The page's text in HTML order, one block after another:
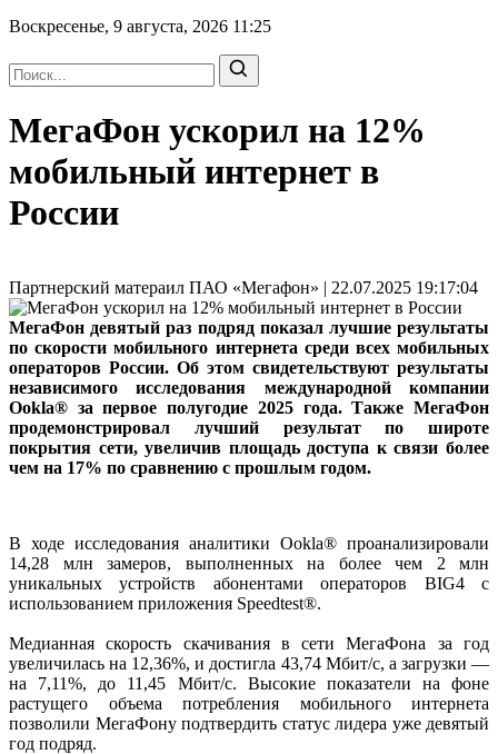
Воскресенье, 9 августа, 2026 11:25
МегаФон ускорил на 12%
мобильный интернет в
России
Партнерский матераил ПАО «Мегафон» | 22.07.2025 19:17:04
МегаФон девятый раз подряд показал лучшие результаты
по скорости мобильного интернета среди всех мобильных
операторов России. Об этом свидетельствуют результаты
независимого исследования международной компании
Ookla® за первое полугодие 2025 года. Также МегаФон
продемонстрировал лучший результат по широте
покрытия сети, увеличив площадь доступа к связи более
чем на 17% по сравнению с прошлым годом.
В ходе исследования аналитики Ookla® проанализировали
14,28 млн замеров, выполненных на более чем 2 млн
уникальных устройств абонентами операторов BIG4 с
использованием приложения Speedtest®.
Медианная скорость скачивания в сети МегаФона за год
увеличилась на 12,36%, и достигла 43,74 Мбит/с, а загрузки —
на 7,11%, до 11,45 Мбит/с. Высокие показатели на фоне
растущего объема потребления мобильного интернета
позволили МегаФону подтвердить статус лидера уже девятый
год подряд.